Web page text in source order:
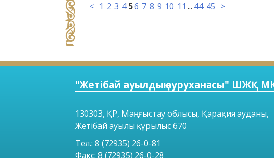
< 1 2 3 456 7 8 9 10 11 ... 44 45 >
"Жетібай ауылдық ауруханасы" ШЖҚ
130303, ҚР, Маңғыстау облысы, Қарақия ауданы,
Жетібай ауылы құрылыс 670
Тел.: 8 (72935) 26-0-81
Факс: 8 (72935) 26-0-28